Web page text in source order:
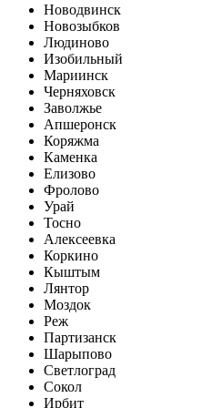
Новодвинск
Новозыбков
Людиново
Изобильный
Мариинск
Черняховск
Заволжье
Апшеронск
Коряжма
Каменка
Елизово
Фролово
Урай
Тосно
Алексеевка
Коркино
Кыштым
Лянтор
Моздок
Реж
Партизанск
Шарыпово
Светлоград
Сокол
Ирбит